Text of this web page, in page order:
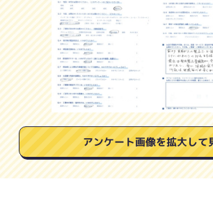
アンケート画像を拡大して